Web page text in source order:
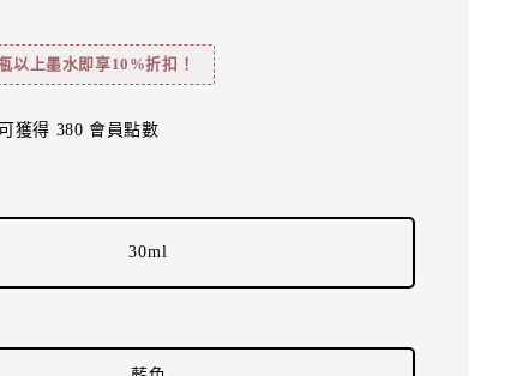
以上墨水即享10%折扣！
獲得 380 會員點數
30ml